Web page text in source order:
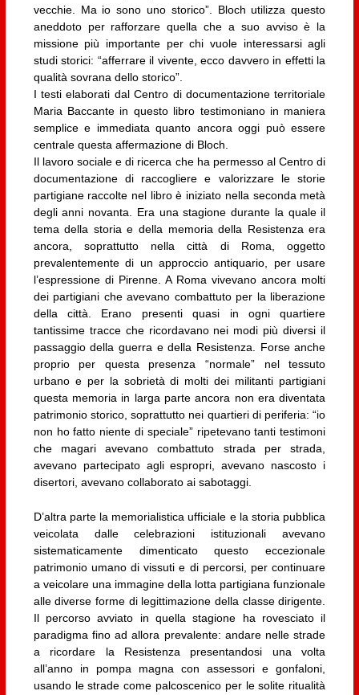
vecchie. Ma io sono uno storico”. Bloch utilizza questo
aneddoto per rafforzare quella che a suo avviso è la
missione più importante per chi vuole interessarsi agli
studi storici: “afferrare il vivente, ecco davvero in effetti la
qualità sovrana dello storico”.
I testi elaborati dal Centro di documentazione territoriale
Maria Baccante in questo libro testimoniano in maniera
semplice e immediata quanto ancora oggi può essere
centrale questa affermazione di Bloch.
Il lavoro sociale e di ricerca che ha permesso al Centro di
documentazione di raccogliere e valorizzare le storie
partigiane raccolte nel libro è iniziato nella seconda metà
degli anni novanta. Era una stagione durante la quale il
tema della storia e della memoria della Resistenza era
ancora, soprattutto nella città di Roma, oggetto
prevalentemente di un approccio antiquario, per usare
l’espressione di Pirenne. A Roma vivevano ancora molti
dei partigiani che avevano combattuto per la liberazione
della città. Erano presenti quasi in ogni quartiere
tantissime tracce che ricordavano nei modi più diversi il
passaggio della guerra e della Resistenza. Forse anche
proprio per questa presenza “normale” nel tessuto
urbano e per la sobrietà di molti dei militanti partigiani
questa memoria in larga parte ancora non era diventata
patrimonio storico, soprattutto nei quartieri di periferia: “io
non ho fatto niente di speciale” ripetevano tanti testimoni
che magari avevano combattuto strada per strada,
avevano partecipato agli espropri, avevano nascosto i
disertori, avevano collaborato ai sabotaggi.
D’altra parte la memorialistica ufficiale e la storia pubblica
veicolata dalle celebrazioni istituzionali avevano
sistematicamente dimenticato questo eccezionale
patrimonio umano di vissuti e di percorsi, per continuare
a veicolare una immagine della lotta partigiana funzionale
alle diverse forme di legittimazione della classe dirigente.
Il percorso avviato in quella stagione ha rovesciato il
paradigma fino ad allora prevalente: andare nelle strade
a ricordare la Resistenza presentandosi una volta
all’anno in pompa magna con assessori e gonfaloni,
usando le strade come palcoscenico per le solite ritualità